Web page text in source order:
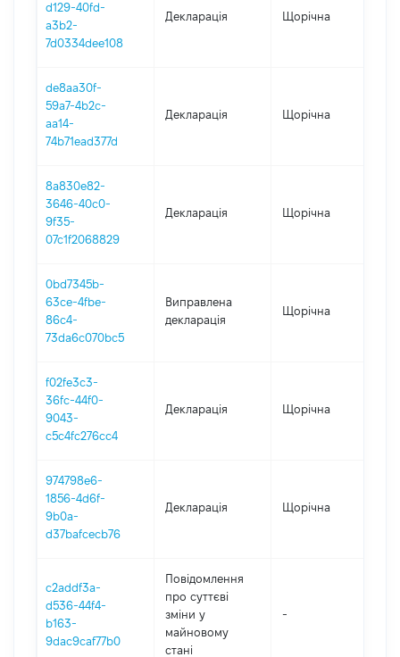
d129-40fd-
a3b2-
7d0334dee108
Декларація Щорічна
de8aa30f-
59a7-4b2c-
aa14-
74b71ead377d
Декларація Щорічна
8a830e82-
3646-40c0-
9f35-
07c1f2068829
Декларація Щорічна
0bd7345b-
63ce-4fbe-
86c4-
73da6c070bc5
Виправлена
декларація
Щорічна
f02fe3c3-
36fc-44f0-
9043-
c5c4fc276cc4
Декларація Щорічна
974798e6-
1856-4d6f-
9b0a-
d37bafcecb76
Декларація Щорічна
c2addf3a-
d536-44f4-
b163-
9dac9caf77b0
Повідомлення
про суттєві
зміни y
майновому
стані
-